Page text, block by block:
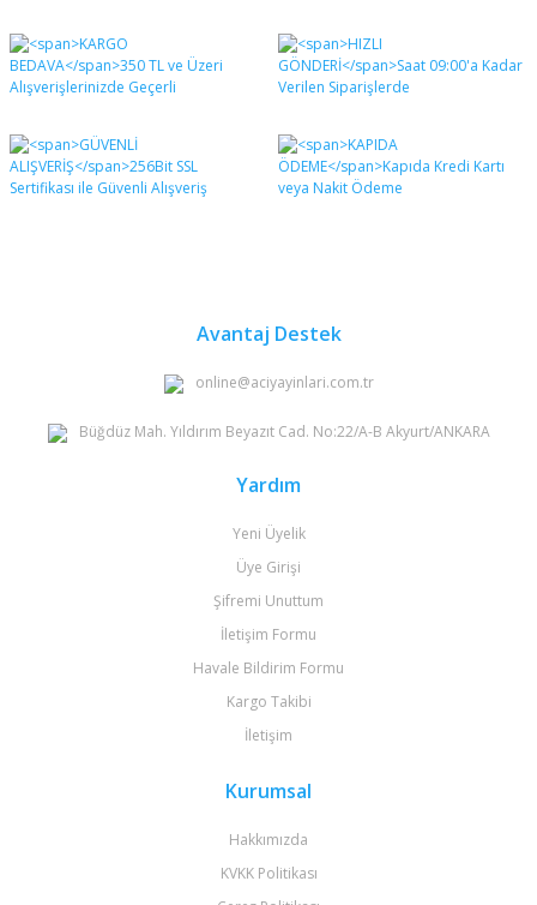
Bu ürüne ilk yorumu siz yapın!
Yorum Yaz
Bu ürünün fiyat bilgisi, resim, ürün açıklamalarında ve
diğer konularda yetersiz gördüğünüz noktaları öneri
formunu kullanarak tarafımıza iletebilirsiniz.
Görüş ve önerileriniz için teşekkür ederiz.
Ürün resmi kalitesiz, bozuk veya görüntülenemiyor.
Ürün açıklamasında eksik bilgiler bulunuyor.
Avantaj Destek
online@aciyayinlari.com.tr
Büğdüz Mah. Yıldırım Beyazıt Cad. No:22/A-B Akyurt/ANKARA
Yardım
Yeni Üyelik
Üye Girişi
Şifremi Unuttum
İletişim Formu
Havale Bildirim Formu
Kargo Takibi
İletişim
Kurumsal
Hakkımızda
KVKK Politikası